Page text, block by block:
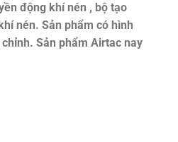
động khí nén , bộ tạo
nén. Sản phẩm có hình
Sản phẩm Airtac nay